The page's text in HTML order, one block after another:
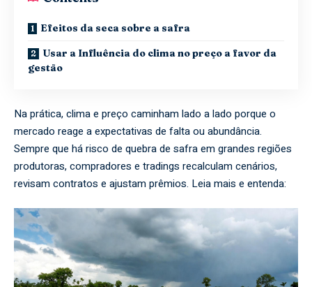
Efeitos da seca sobre a safra
Usar a Influência do clima no preço a favor da
gestão
Na prática, clima e preço caminham lado a lado porque o
mercado reage a expectativas de falta ou abundância.
Sempre que há risco de quebra de safra em grandes regiões
produtoras, compradores e tradings recalculam cenários,
revisam contratos e ajustam prêmios. Leia mais e entenda: